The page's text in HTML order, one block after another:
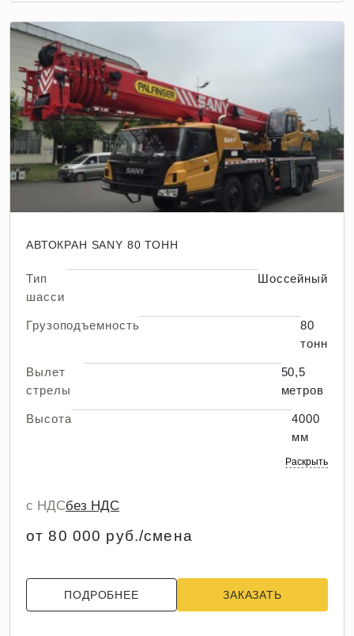
АВТОКРАН SANY 80 ТОНН
Тип
шасси
Шоссейный
Грузоподъемность
80
тонн
Вылет
стрелы
50,5
метров
Высота
4000
мм
Раскрыть
с НДСбез НДС
от 80 000 руб./смена
ПОДРОБНЕЕ ЗАКАЗАТЬ